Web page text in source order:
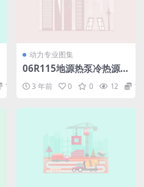
1.98
动力专业图集
06R115地源热泵冷热源机
房设计与施工27.pdf
3 年前 0 0 12 1.98